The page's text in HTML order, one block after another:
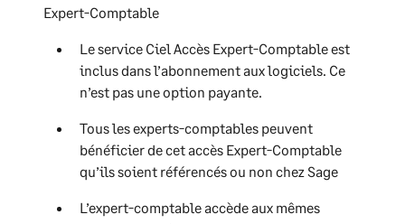
Expert-Comptable
Le service Ciel Accès Expert-Comptable est
inclus dans l’abonnement aux logiciels. Ce
n’est pas une option payante.
Tous les experts-comptables peuvent
bénéficier de cet accès Expert-Comptable
qu’ils soient référencés ou non chez Sage
L’expert-comptable accède aux mêmes